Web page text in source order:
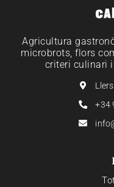
Agricultura
microbrots, flors
criteri culinari
+34